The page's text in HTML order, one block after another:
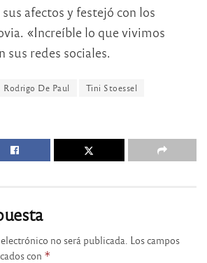
afectos y festejó con los
«Increíble lo que vivimos
sus redes sociales.
Rodrigo De Paul Tini Stoessel
no será publicada. Los campos
con *